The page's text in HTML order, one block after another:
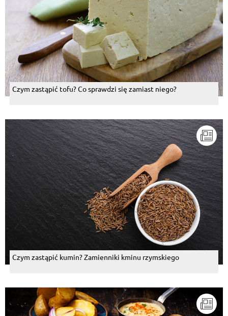
Czym zastąpić tofu? Co sprawdzi się zamiast niego?
Czym zastąpić kumin? Zamienniki kminu rzymskiego